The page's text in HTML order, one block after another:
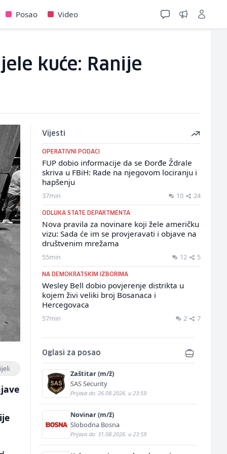
Posao Video
kuće: Ranije
Vijesti
OPERATIVNI PODACI
FUP dobio informacije da se Đorđe Ždrale
skriva u FBiH: Rade na njegovom lociranju i
hapšenju
37min 10 24
ODLUKA STATE DEPARTMENTA
Nova pravila za novinare koji žele američku
vizu: Sada će im se provjeravati i objave na
društvenim mrežama
55min 12 5
NA DEMOKRATSKIM IZBORIMA
Wesley Bell dobio povjerenje distrikta u
kojem živi veliki broj Bosanaca i
Hercegovaca
57min 2 7
Oglasi za posao
Zaštitar (m/ž)
SAS Security
Prijava do: 26.08.2026. u 23:59
Novinar (m/ž)
Slobodna Bosna
Prijava do: 31.08.2026. u 23:59